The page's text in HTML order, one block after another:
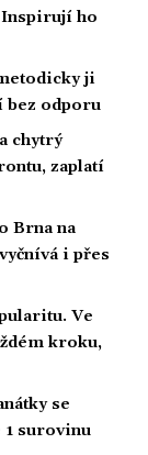
ho
ji
bez odporu
chytrý
zaplatí
Brna na
i přes
Ve
kroku,
se
1 surovinu